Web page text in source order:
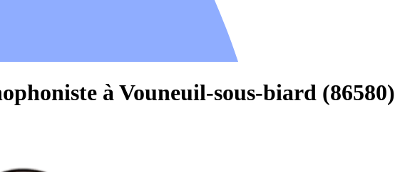
à Vouneuil-sous-biard (86580)